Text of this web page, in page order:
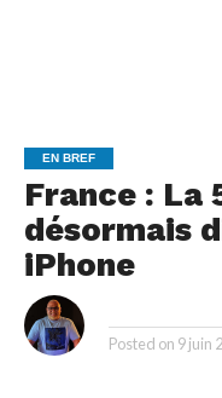
EN BREF
France : La
désormais
iPhone
Posted on 9 juin